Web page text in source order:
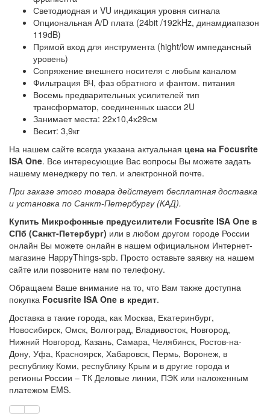
Светодиодная и VU индикация уровня сигнала
Опциональная A/D плата (24bit /192kHz, динамдиапазон
119dB)
Прямой вход для инструмента (hight/low импедансный
уровень)
Сопряжение внешнего носителя с любым каналом
Фильтрация ВЧ, фаз обратного и фантом. питания
Восемь предварительных усилителей тип
трансформатор, соединенных шасси 2U
Занимает места: 22х10,4х29см
Весит: 3,9кг
На нашем сайте всегда указана актуальная цена на Focusrite
ISA One. Все интересующие Вас вопросы Вы можете задать
нашему менеджеру по тел. и электронной почте.
При заказе этого товара действует бесплатная доставка
и установка по Санкт-Петербургу (КАД).
Купить Микрофонные предусилители Focusrite ISA One в
СПб (Санкт-Петербург) или в любом другом городе России
онлайн Вы можете онлайн в нашем официальном Интернет-
магазине HappyThings-spb. Просто оставьте заявку на нашем
сайте или позвоните нам по телефону.
Обращаем Ваше внимание на то, что Вам также доступна
покупка Focusrite ISA One в кредит.
Доставка в такие города, как Москва, Екатеринбург,
Новосибирск, Омск, Волгоград, Владивосток, Новгород,
Нижний Новгород, Казань, Самара, Челябинск, Ростов-на-
Дону, Уфа, Красноярск, Хабаровск, Пермь, Воронеж, в
республику Коми, республику Крым и в другие города и
регионы России – ТК Деловые линии, ПЭК или наложенным
платежом EMS.